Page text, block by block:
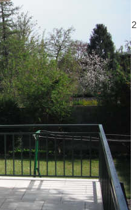
A/E, 4 CHAMBRES DONT 2
AVEC TERRASSE. DPE EN